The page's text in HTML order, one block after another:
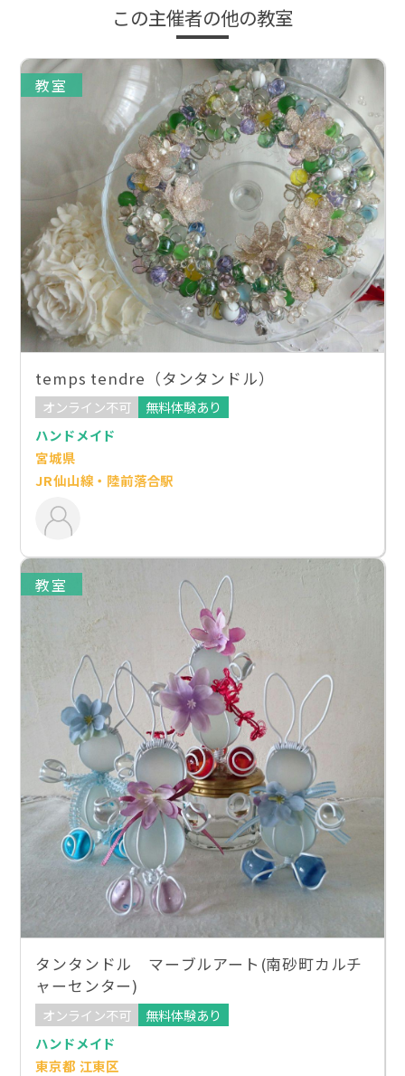
この主催者の他の教室
教室
temps tendre（タンタンドル）
オンライン不可
無料体験あり
ハンドメイド
宮城県
JR仙山線・陸前落合駅
教室
タンタンドル マーブルアート(南砂町カルチ
ャーセンター)
オンライン不可
無料体験あり
ハンドメイド
東京都 江東区